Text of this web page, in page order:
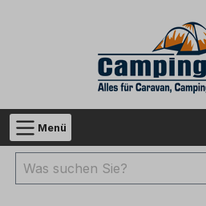
Zum Hauptinhalt springen
Menü